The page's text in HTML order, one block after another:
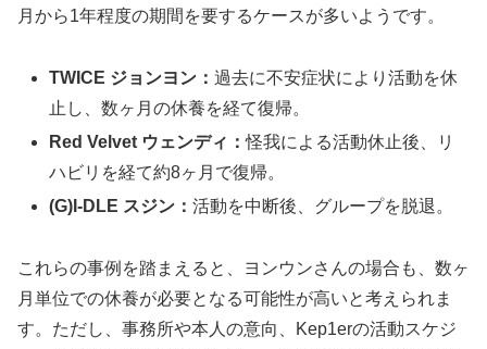
月から1年程度の期間を要するケースが多いようです。
TWICE ジョンヨン：過去に不安症状により活動を休
止し、数ヶ月の休養を経て復帰。
Red Velvet ウェンディ：怪我による活動休止後、リ
ハビリを経て約8ヶ月で復帰。
(G)I-DLE スジン：活動を中断後、グループを脱退。
これらの事例を踏まえると、ヨンウンさんの場合も、数ヶ
月単位での休養が必要となる可能性が高いと考えられま
す。ただし、事務所や本人の意向、Kep1erの活動スケジ